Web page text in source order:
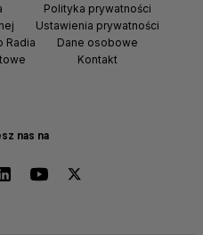
nas na
Radia
Polityka prywatności
Ustawienia prywatności
Dane osobowe
Kontakt